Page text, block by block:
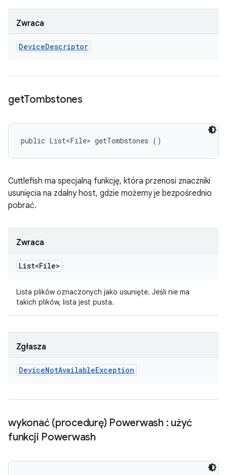
Zwraca
DeviceDescriptor
getTombstones
public List<File> getTombstones ()
Cuttlefish ma specjalną funkcję, która przenosi znaczniki
usunięcia na zdalny host, gdzie możemy je bezpośrednio
pobrać.
Zwraca
List<File>
Lista plików oznaczonych jako usunięte. Jeśli nie ma
takich plików, lista jest pusta.
Zgłasza
DeviceNotAvailableException
wykonać (procedurę) Powerwash : użyć
funkcji Powerwash